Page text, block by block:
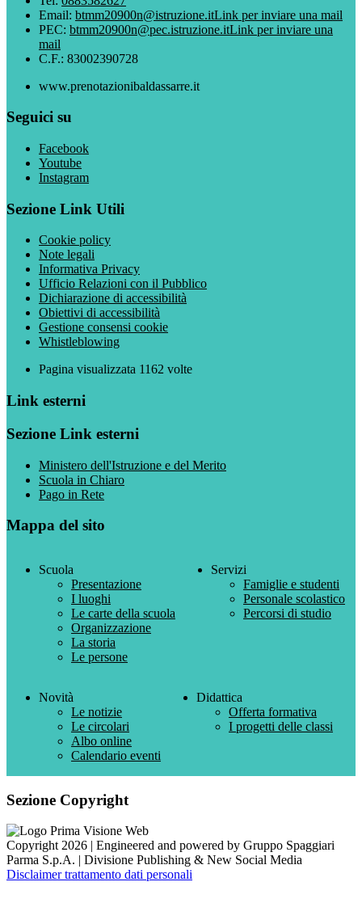
Email: btmm20900n@istruzione.itLink per inviare una mail
PEC: btmm20900n@pec.istruzione.itLink per inviare una
mail
C.F.: 83002390728
www.prenotazionibaldassarre.it
Seguici su
Facebook
Youtube
Instagram
Sezione Link Utili
Cookie policy
Note legali
Informativa Privacy
Ufficio Relazioni con il Pubblico
Dichiarazione di accessibilità
Obiettivi di accessibilità
Gestione consensi cookie
Whistleblowing
Pagina visualizzata 1162 volte
Link esterni
Sezione Link esterni
Ministero dell'Istruzione e del Merito
Scuola in Chiaro
Pago in Rete
Mappa del sito
Scuola
Presentazione
I luoghi
Le carte della scuola
Organizzazione
La storia
Le persone
Servizi
Famiglie e studenti
Personale scolastico
Percorsi di studio
Novità
Le notizie
Le circolari
Albo online
Calendario eventi
Didattica
Offerta formativa
I progetti delle classi
Sezione Copyright
Copyright 2026 | Engineered and powered by Gruppo Spaggiari
Parma S.p.A. | Divisione Publishing & New Social Media
Disclaimer trattamento dati personali